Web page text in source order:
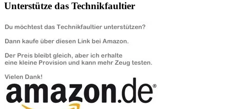
Unterstütze das Technikfaultier